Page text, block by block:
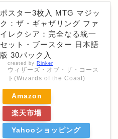
ポスター3枚入 MTG マジッ
ク：ザ・ギャザリング ファ
イレクシア：完全なる統一
セット・ブースター 日本語
版 30パック入
created by Rinker
ウィザーズ・オブ・ザ・コース
ト(Wizards of the Coast)
Amazon
楽天市場
Yahooショッピング